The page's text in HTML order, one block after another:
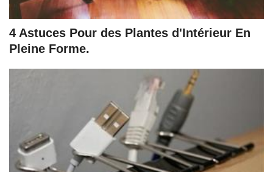
4 Astuces Pour des Plantes d'Intérieur En
Pleine Forme.